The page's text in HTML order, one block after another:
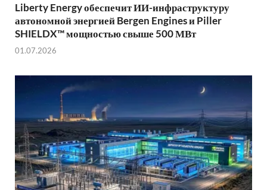
Liberty Energy обеспечит ИИ-инфраструктуру
автономной энергией Bergen Engines и Piller
SHIELDX™ мощностью свыше 500 МВт
01.07.2026